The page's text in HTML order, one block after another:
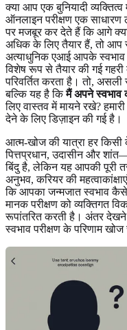
क्या आप एक बुनियादी
ऑनलाइन परीक्षण एक
पर मजबूर कर देते हैं कि आगे
अधिक के लिए तैयार हैं, तो आप
अत्याधुनिक एआई आपके स्वभाव
विशेष रूप से तैयार की गई गहरी
परिवर्तित करता है। तो, असली
बल्कि यह है किमैं अपने स्वभाव
लिए वास्तव में मायने रखे? हमारी
देने के लिए डिज़ाइन की गई है।
आत्म-खोज की यात्रा हर किसी
पित्तप्रधान, उदासीन और
बिंदु है, लेकिन यह आपकी पूरी
अनुभव, करियर की
कि आपका जन्मजात स्वभाव कैसे
मानक परीक्षण को व्यक्तिगत
रूपांतरित करती है। अंतर
स्वभाव परीक्षण के परिणाम